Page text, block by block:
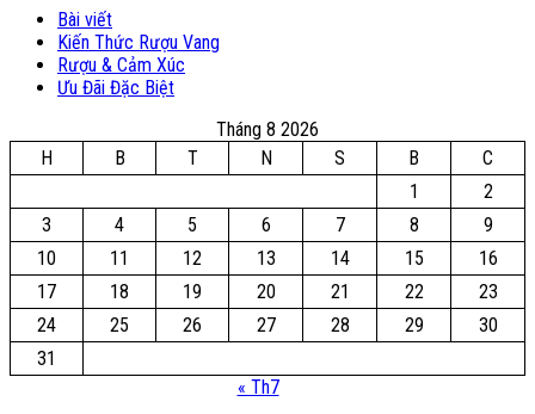
Bài viết
Kiến Thức Rượu Vang
Rượu & Cảm Xúc
Ưu Đãi Đặc Biệt
Tháng 8 2026
H
B T N S B
C
1
2
3
4 5 6 7 8
9
10
11 12 13 14 15
16
17
18 19 20 21 22
23
24
25 26 27 28 29
30
31
« Th7